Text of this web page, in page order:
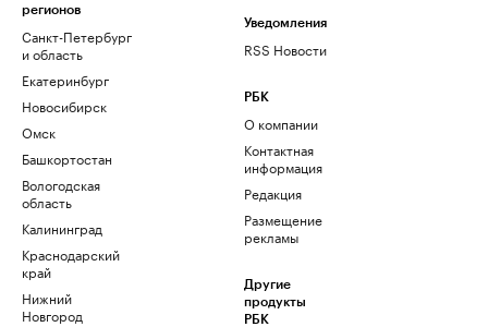
регионов
Санкт-Петербург
и область
Екатеринбург
Новосибирск
Омск
Башкортостан
Вологодская
область
Калининград
Краснодарский
край
Нижний
Новгород
Уведомления
RSS Новости
РБК
О компании
Контактная
информация
Редакция
Размещение
рекламы
Другие
продукты
РБК